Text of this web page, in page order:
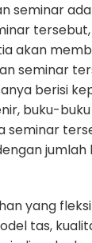
seminar
akan
seminar
berisi
buku-
seminar
jumlah
yang
tas,